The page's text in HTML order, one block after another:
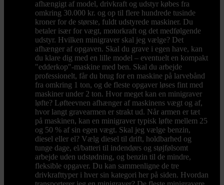
afhængigt af model, drivkraft og udstyr købes fra
omkring 30.000 kr. og op til flere hundrede tusinde
kroner for de største, fuldt udstyrede maskiner. Du
betaler især for vægt, motorkraft og det medfølgende
udstyr. Hvilken minigraver skal jeg vælge? Det
afhænger af opgaven. Skal du grave i egen have, kan
du klare dig med en lille model – eventuelt en kompakt
"edderkop"-maskine med ben. Skal du arbejde
professionelt, får du brug for en maskine på larvebånd
fra omkring 1 ton, og de fleste opgaver løses fint med
maskiner under 2 ton. Hvor meget kan en minigraver
løfte? Løfteevnen afhænger af maskinens vægt og af,
hvor langt gravearmen er strakt ud. Når armen er tæt
på maskinen, kan en minigraver typisk løfte mellem 25
og 50 % af sin egen vægt. Skal jeg vælge benzin,
diesel eller el? Vælg diesel til drift, holdbarhed og
tunge dage, el/batteri til indendørs og støjfølsomt
arbejde uden udstødning, og benzin til de mindre,
fleksible opgaver. Du kan sammenligne de tre
drivkrafttyper i hver sin kategori her på siden. Hvordan